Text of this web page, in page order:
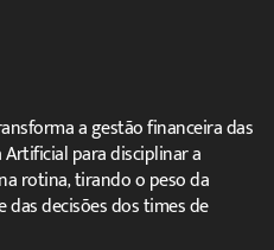
a gestão financeira das
para disciplinar a
rotina, tirando o peso da
decisões dos times de